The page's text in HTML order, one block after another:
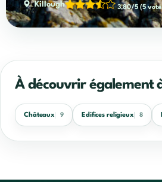
Killough 3,80/5 (5
À découvrir également
Châteaux 9 Edifices religieux 8